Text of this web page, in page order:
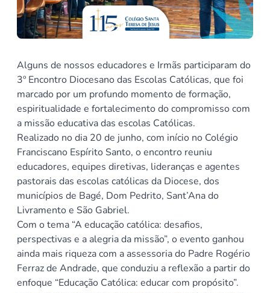
Alguns de nossos educadores e Irmãs participaram do
3º Encontro Diocesano das Escolas Católicas, que foi
marcado por um profundo momento de formação,
espiritualidade e fortalecimento do compromisso com
a missão educativa das escolas Católicas.
Realizado no dia 20 de junho, com início no Colégio
Franciscano Espírito Santo, o encontro reuniu
educadores, equipes diretivas, lideranças e agentes
pastorais das escolas católicas da Diocese, dos
municípios de Bagé, Dom Pedrito, Sant’Ana do
Livramento e São Gabriel.
Com o tema “A educação católica: desafios,
perspectivas e a alegria da missão”, o evento ganhou
ainda mais riqueza com a assessoria do Padre Rogério
Ferraz de Andrade, que conduziu a reflexão a partir do
enfoque “Educação Católica: educar com propósito”.